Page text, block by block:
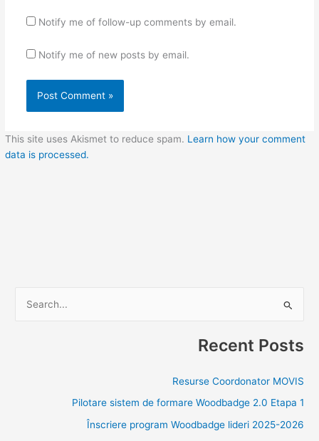
Notify me of follow-up comments by email.
Notify me of new posts by email.
This site uses Akismet to reduce spam. Learn how your comment
data is processed.
Recent Posts
Resurse Coordonator MOVIS
Pilotare sistem de formare Woodbadge 2.0 Etapa 1
Înscriere program Woodbadge lideri 2025-2026